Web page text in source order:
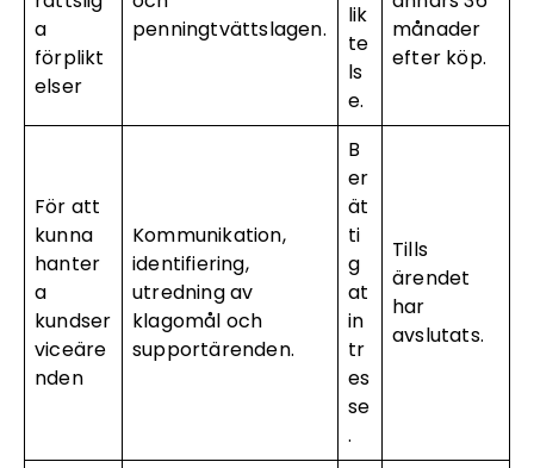
a
förplikt
elser
penningtvättslagen.
lik
te
ls
e.
månader
efter köp.
För att
kunna
hanter
a
kundser
viceäre
nden
Kommunikation,
identifiering,
utredning av
klagomål och
supportärenden.
B
er
ät
ti
g
at
in
tr
es
se
.
Tills
ärendet
har
avslutats.